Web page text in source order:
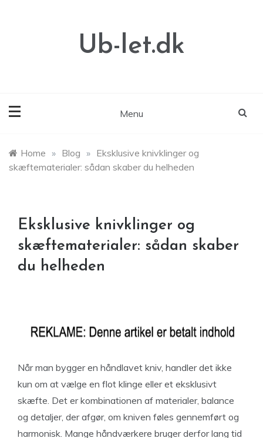
Ub-let.dk
Menu
Home » Blog » Eksklusive knivklinger og
skæftematerialer: sådan skaber du helheden
Eksklusive knivklinger og
skæftematerialer: sådan skaber
du helheden
Når man bygger en håndlavet kniv, handler det ikke
kun om at vælge en flot klinge eller et eksklusivt
skæfte. Det er kombinationen af materialer, balance
og detaljer, der afgør, om kniven føles gennemført og
harmonisk. Mange håndværkere bruger derfor lang tid